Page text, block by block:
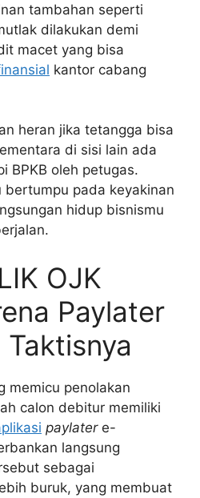
tambahan seperti
dilakukan demi
macet yang bisa
kantor cabang
heran jika tetangga bisa
di sisi lain ada
BPKB oleh petugas.
bertumpu pada keyakinan
hidup bisnismu
OJK
Paylater
memicu penolakan
calon debitur memiliki
paylatere-
langsung
sebagai
buruk, yang membuat